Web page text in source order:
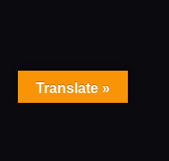
Translate »